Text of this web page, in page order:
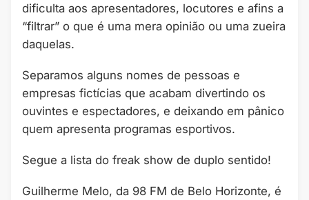
dificulta aos apresentadores, locutores e afins a
“filtrar” o que é uma mera opinião ou uma zueira
daquelas.
Separamos alguns nomes de pessoas e
empresas fictícias que acabam divertindo os
ouvintes e espectadores, e deixando em pânico
quem apresenta programas esportivos.
Segue a lista do freak show de duplo sentido!
Guilherme Melo, da 98 FM de Belo Horizonte, é